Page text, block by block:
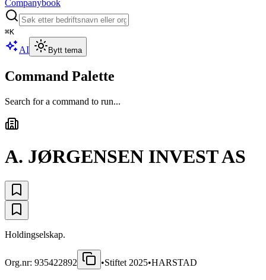
Companybook
⌘K
AI Bytt tema
Command Palette
Search for a command to run...
A. JØRGENSEN INVEST AS
Holdingselskap.
Org.nr: 935422892 •Stiftet 2025•HARSTAD